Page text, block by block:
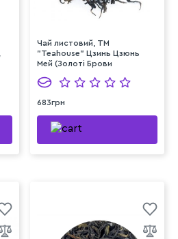
Чай листовий, ТМ
"Teahouse" Цзинь Цзюнь
Мей (Золоті Брови
683грн